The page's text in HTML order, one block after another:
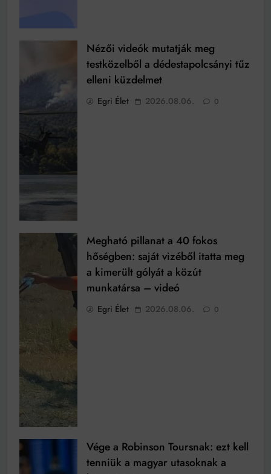
Nézői videók mutatják meg
testközelből a dédestapolcsányi tűz
elleni küzdelmet
Egri Élet 2026.08.06. 0
Megható pillanat a 40 fokos
hőségben: saját vizéből itatta meg
a kimerült gólyát a közút
munkatársa – videó
Egri Élet 2026.08.06. 0
Vége a Robinson Toursnak: ezt kell
tenniük a magyar utasoknak a